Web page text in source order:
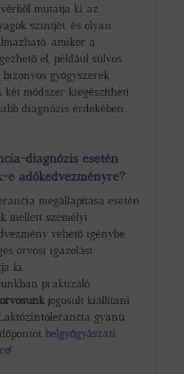
mutatja ki az
szintjét, és olyan
amikor a
el, például súlyos
gyógyszerek
két módszer kiegészítheti
diagnózis érdekében.
diagnózis esetén
e adókedvezményre?
megállapítása esetén
mellett személyi
vehető igénybe.
orvosi igazolást
ki.
praktizáló
jogosult kiállítani
gyanú
belgyógyászati
!